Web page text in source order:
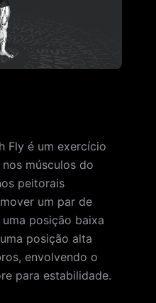
Fly é um exercício
músculos do
peitorais
um par de
posição baixa
posição alta
envolvendo o
para estabilidade.